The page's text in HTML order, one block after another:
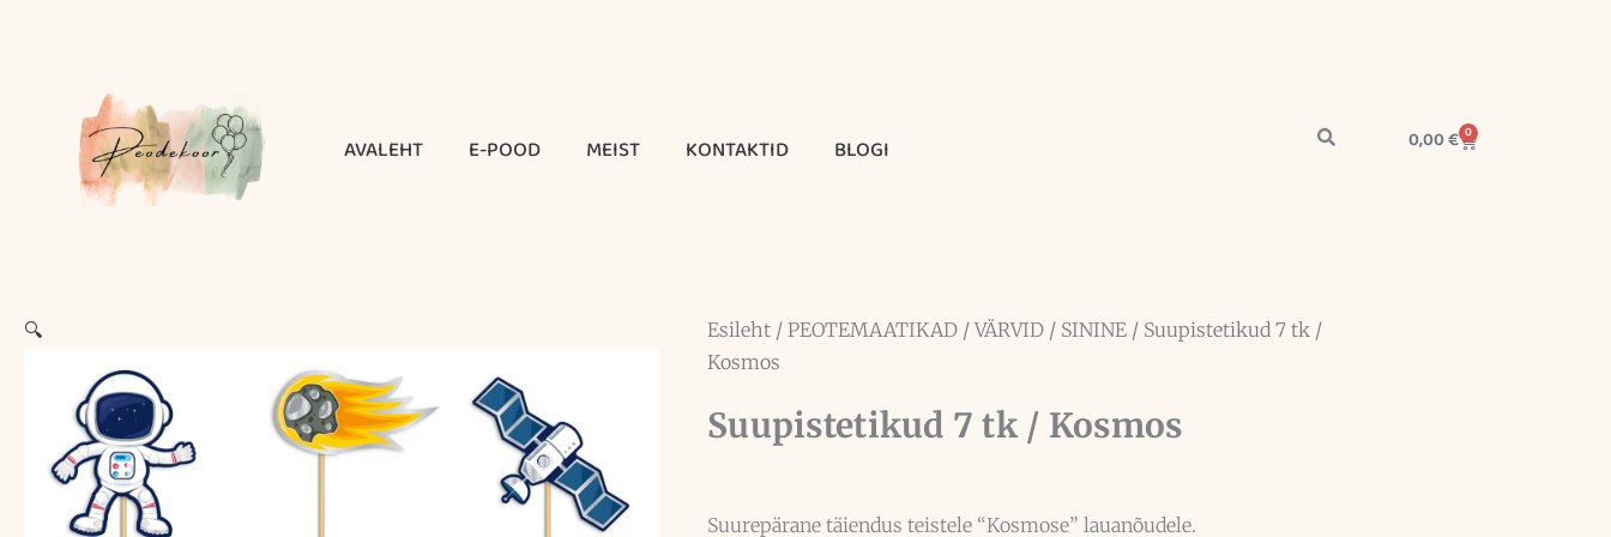
AVALEHT E-POOD MEIST KONTAKTID BLOGI 0,00€ 0
Cart
🔍 Esileht / PEOTEMAATIKAD /VÄRVID / SININE / Suupistetikud 7 tk /
Kosmos
Suupistetikud 7 tk / Kosmos
Suurepärane täiendus teistele “Kosmose” lauanõudele.